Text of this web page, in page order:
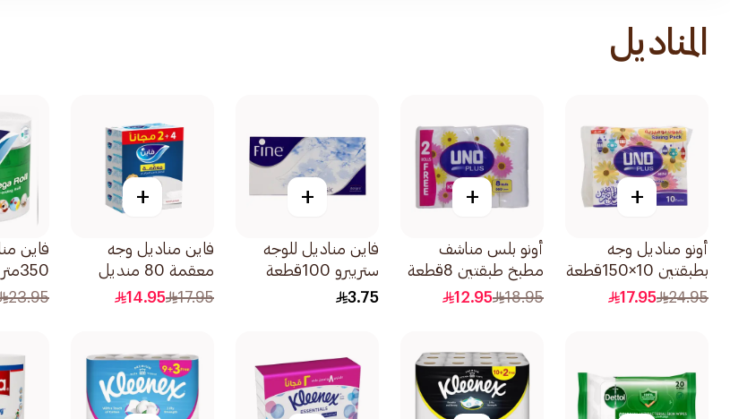
المناديل
+
أونو مناديل وجه
بطبقتين 10×150قطعة
24.95
17.95
+
أونو بلس مناشف
مطبخ طبقتين 8قطعة
18.95
12.95
+
فاين مناديل للوجه
ستريبرو 100قطعة
3.75
+
فاين مناديل وجه
معقمة 80 منديل
طبقتين حزمة مزدوجة
17.95
14.95
فاين
350متر
23.95